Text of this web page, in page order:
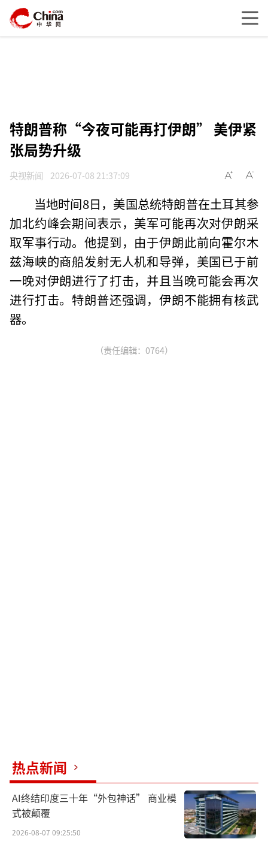
特朗普称“今夜可能再打伊朗” 美伊紧
张局势升级
央视新闻 2026-07-08 21:37:09
当地时间8日，美国总统特朗普在土耳其参
加北约峰会期间表示，美军可能再次对伊朗采
取军事行动。他提到，由于伊朗此前向霍尔木
兹海峡的商船发射无人机和导弹，美国已于前
一晚对伊朗进行了打击，并且当晚可能会再次
进行打击。特朗普还强调，伊朗不能拥有核武
器。
（责任编辑：0764）
热点新闻
AI终结印度三十年“外包神话” 商业模
式被颠覆
2026-08-07 09:25:50